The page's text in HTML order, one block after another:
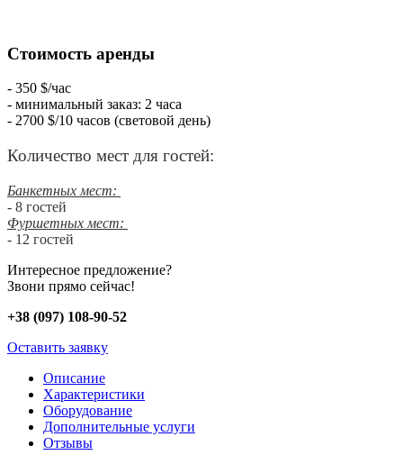
Стоимость аренды
- 350 $/час
- минимальный заказ: 2 часа
- 2700 $/10 часов (световой день)
Количество мест для гостей:
Банкетных мест:
- 8 гостей
Фуршетных мест:
- 12 гостей
Интересное предложение?
Звони прямо сейчас!
+38 (097) 108-90-52
Оставить заявку
Описание
Характеристики
Оборудование
Дополнительные услуги
Отзывы